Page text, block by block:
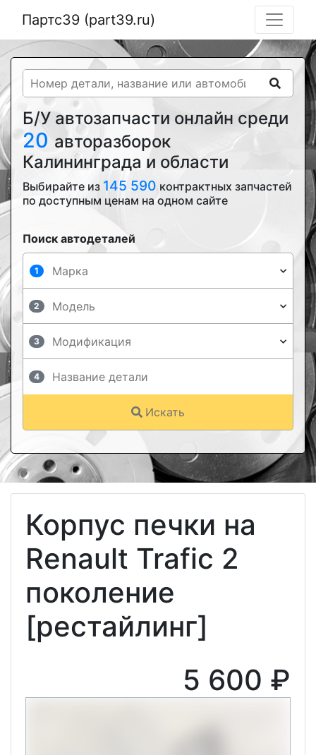
Партс39 (part39.ru)
Б/У автозапчасти онлайн среди
20 авторазборок
Калининграда и области
Выбирайте из 145 590 контрактных запчастей
по доступным ценам на одном сайте
Поиск автодеталей
1
2
3
4
Искать
Корпус печки на
Renault Trafic 2
поколение
[рестайлинг]
5 600 ₽